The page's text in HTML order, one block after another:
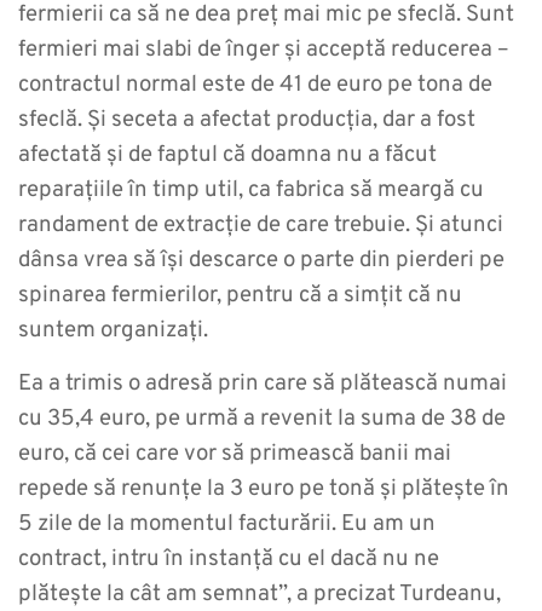
fermierii ca să ne dea preț mai mic pe sfeclă. Sunt
fermieri mai slabi de înger și acceptă reducerea –
contractul normal este de 41 de euro pe tona de
sfeclă. Și seceta a afectat producția, dar a fost
afectată și de faptul că doamna nu a făcut
reparațiile în timp util, ca fabrica să meargă cu
randament de extracție de care trebuie. Și atunci
dânsa vrea să își descarce o parte din pierderi pe
spinarea fermierilor, pentru că a simțit că nu
suntem organizați.
Ea a trimis o adresă prin care să plătească numai
cu 35,4 euro, pe urmă a revenit la suma de 38 de
euro, că cei care vor să primească banii mai
repede să renunțe la 3 euro pe tonă și plătește în
5 zile de la momentul facturării. Eu am un
contract, intru în instanță cu el dacă nu ne
plătește la cât am semnat”, a precizat Turdeanu,